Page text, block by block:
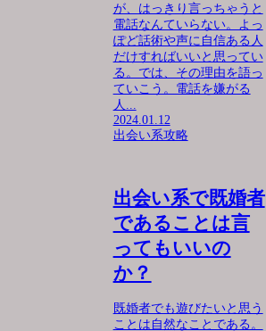
が、はっきり言っちゃうと
電話なんていらない。よっ
ぽど話術や声に自信ある人
だけすればいいと思ってい
る。では、その理由を語っ
ていこう。電話を嫌がる
人...
2024.01.12
出会い系攻略
出会い系で既婚者
であることは言
ってもいいの
か？
既婚者でも遊びたいと思う
ことは自然なことである。